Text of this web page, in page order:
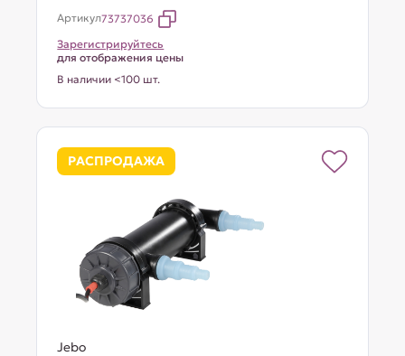
Артикул73737036
Зарегистрируйтесь
для отображения цены
В наличии <100 шт.
РАСПРОДАЖА
Jebo